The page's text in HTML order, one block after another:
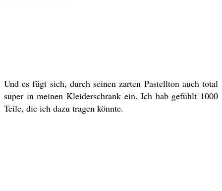
Und es fügt sich, durch seinen zarten Pastellton auch total
super in meinen Kleiderschrank ein. Ich hab gefühlt 1000
Teile, die ich dazu tragen könnte.